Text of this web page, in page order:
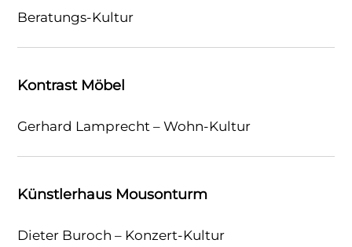
Beratungs-Kultur
Kontrast Möbel
Gerhard Lamprecht – Wohn-Kultur
Künstlerhaus Mousonturm
Dieter Buroch – Konzert-Kultur